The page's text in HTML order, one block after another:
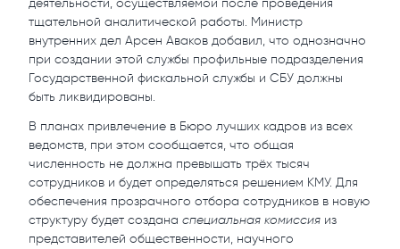
деятельности, осуществляемой после проведения
тщательной аналитической работы. Министр
внутренних дел Арсен Аваков добавил, что однозначно
при создании этой службы профильные подразделения
Государственной фискальной службы и СБУ должны
быть ликвидированы.
В планах привлечение в Бюро лучших кадров из всех
ведомств, при этом сообщается, что общая
численность не должна превышать трёх тысяч
сотрудников и будет определяться решением КМУ. Для
обеспечения прозрачного отбора сотрудников в новую
структуру будет создана специальная комиссия из
представителей общественности, научного